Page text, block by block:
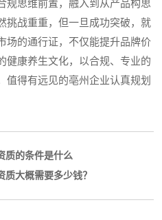
规思维前置，融入到从产品构思
挑战重重，但一旦成功突破，就
场的通行证，不仅能提升品牌价
健康养生文化，以合规、专业的
值得有远见的亳州企业认真规划
质的条件是什么
大概需要多少钱？